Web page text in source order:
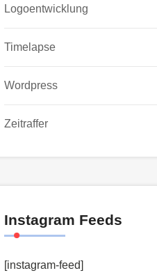
Logoentwicklung
Timelapse
Wordpress
Zeitraffer
Instagram Feeds
[instagram-feed]